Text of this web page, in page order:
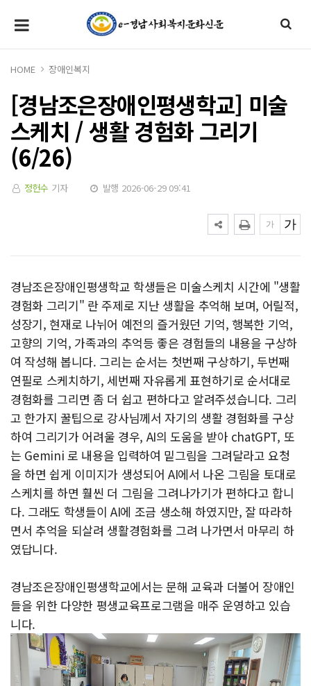
HOME 장애인복지
[경남조은장애인평생학교] 미술
스케치 / 생활 경험화 그리기
(6/26)
정헌수 기자 발행 2026-06-29 09:41
경남조은장애인평생학교 학생들은 미술스케치 시간에 "생활
경험화 그리기" 란 주제로 지난 생활을 추억해 보며, 어릴적,
성장기, 현재로 나뉘어 예전의 즐거웠던 기억, 행복한 기억,
고향의 기억, 가족과의 추억등 좋은 경험들의 내용을 구상하
여 작성해 봅니다. 그리는 순서는 첫번째 구상하기, 두번째
연필로 스케치하기, 세번째 자유롭게 표현하기로 순서대로
경험화를 그리면 좀 더 쉽고 편하다고 알려주셨습니다. 그리
고 한가지 꿀팁으로 강사님께서 자기의 생활 경험화를 구상
하여 그리기가 어려울 경우, AI의 도움을 받아 chatGPT, 또
는 Gemini 로 내용을 입력하여 밑그림을 그려달라고 요청
을 하면 쉽게 이미지가 생성되어 AI에서 나온 그림을 토대로
스케치를 하면 훨씬 더 그림을 그려나가기가 편하다고 합니
다. 그래도 학생들이 AI에 조금 생소해 하였지만, 잘 따라하
면서 추억을 되살려 생활경험화를 그려 나가면서 마무리 하
였답니다.
경남조은장애인평생학교에서는 문해 교육과 더불어 장애인
들을 위한 다양한 평생교육프로그램을 매주 운영하고 있습
니다.